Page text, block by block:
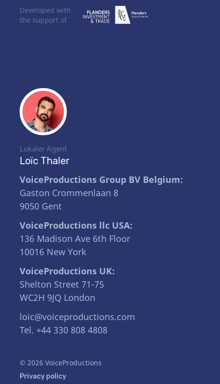
Lokaler Agent
Loïc Thaler
VoiceProductions Group BV Belgium:
Gaston Crommenlaan 8
9050 Gent
VoiceProductions llc USA:
136 Madison Ave 6th Floor
10016 New York
VoiceProductions UK:
Shelton Street 71-75
WC2H 9JQ London
loic@voiceproductions.com
Tel. +44 330 808 4808
© 2026 VoiceProductions
Privacy policy
Developed with
the support of